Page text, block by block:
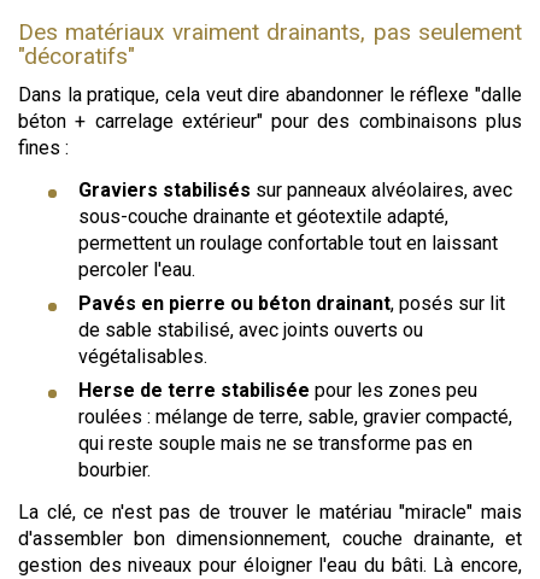
Des matériaux vraiment drainants, pas seulement
"décoratifs"
Dans la pratique, cela veut dire abandonner le réflexe "dalle
béton + carrelage extérieur" pour des combinaisons plus
fines :
Graviers stabilisés sur panneaux alvéolaires, avec
sous-couche drainante et géotextile adapté,
permettent un roulage confortable tout en laissant
percoler l'eau.
Pavés en pierre ou béton drainant, posés sur lit
de sable stabilisé, avec joints ouverts ou
végétalisables.
Herse de terre stabilisée pour les zones peu
roulées : mélange de terre, sable, gravier compacté,
qui reste souple mais ne se transforme pas en
bourbier.
La clé, ce n'est pas de trouver le matériau "miracle" mais
d'assembler bon dimensionnement, couche drainante, et
gestion des niveaux pour éloigner l'eau du bâti. Là encore,